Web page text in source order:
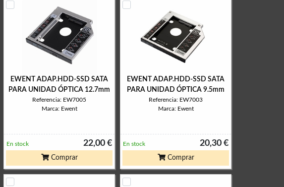
EWENT ADAP.HDD-SSD SATA
PARA UNIDAD ÓPTICA 12.7mm
Referencia: EW7005
Marca: Ewent
22,00 €
En stock
Comprar
EWENT ADAP.HDD-SSD SATA
PARA UNIDAD ÓPTICA 9.5mm
Referencia: EW7003
Marca: Ewent
20,30 €
En stock
Comprar